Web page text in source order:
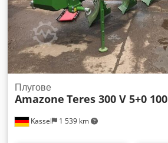
Kassel 1 539 km
Плугове
Amazone Teres 300 V 5+0 100